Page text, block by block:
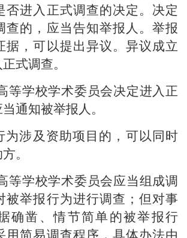
否进入正式调查的决定。决定
查的，应当告知举报人。举报
据，可以提出异议。异议成立
式调查。
等学校学术委员会决定进入正
通知被举报人。
为涉及资助项目的，可以同时
。
等学校学术委员会应当组成调
被举报行为进行调查；但对事
确凿、情节简单的被举报行
用简易调查程序，具体办法由